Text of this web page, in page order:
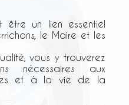
un lien essentiel
le Maire et les
vous y trouverez
nécessaires aux
et à la vie de la